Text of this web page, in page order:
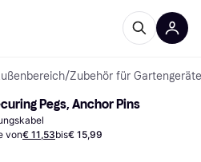
/Zubehör für Gartengeräte
Pegs, Anchor Pins
von€ 11,53bis€ 15,99